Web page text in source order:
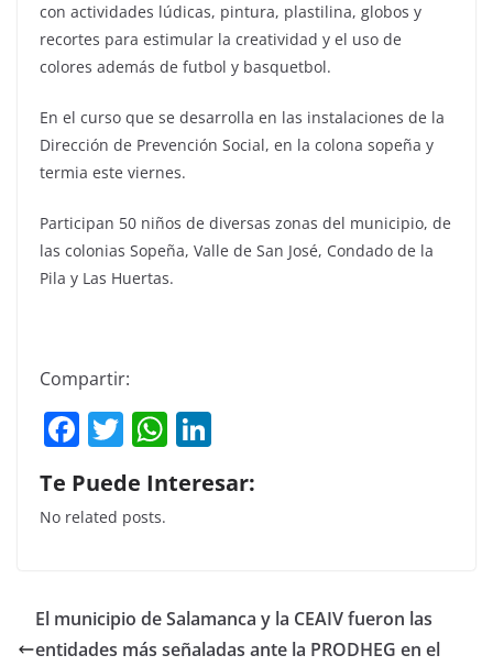
con actividades lúdicas, pintura, plastilina, globos y
recortes para estimular la creatividad y el uso de
colores además de futbol y basquetbol.
En el curso que se desarrolla en las instalaciones de la
Dirección de Prevención Social, en la colona sopeña y
termia este viernes.
Participan 50 niños de diversas zonas del municipio, de
las colonias Sopeña, Valle de San José, Condado de la
Pila y Las Huertas.
Compartir:
F
a
c
e
o
o
T
w
itt
er
W
h
at
p
p
k
n
Te Puede Interesar:
No related posts.
El municipio de Salamanca y la CEAIV fueron las
entidades más señaladas ante la PRODHEG en el